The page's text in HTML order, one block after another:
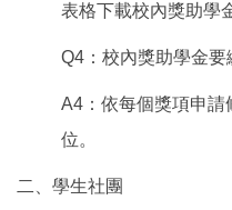
表格下載校內獎助學
Q4：校內獎助學金
A4：依每個獎項申請
位。
二、學生社團